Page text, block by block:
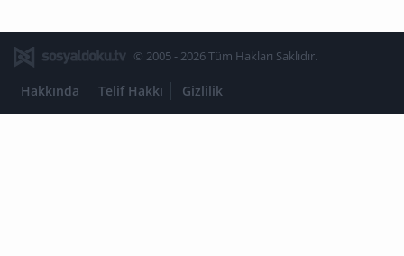
© 2005 - 2026 Tüm Hakları Saklıdır.
Hakkında Telif Hakkı Gizlilik